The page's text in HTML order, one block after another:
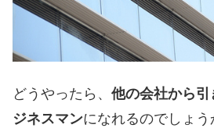
どうやったら、 他の会社から
ジネスマンになれるのでしょ